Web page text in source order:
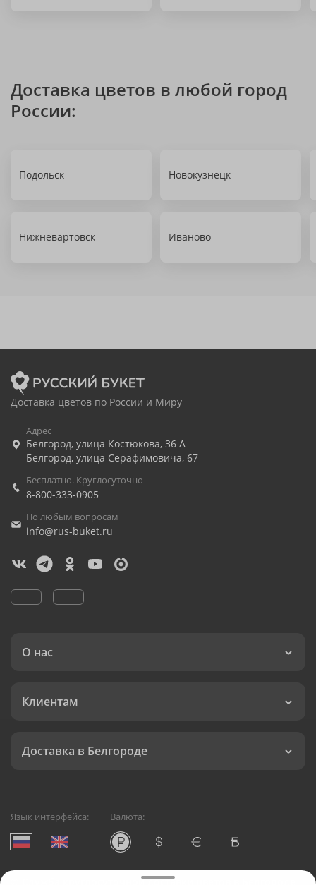
Доставка цветов в любой город
России:
Подольск Новокузнецк
Нижневартовск Иваново
Доставка цветов по России и Миру
Адрес
Белгород, улица Костюкова, 36 А
Белгород, улица Серафимовича, 67
Бесплатно. Круглосуточно
8-800-333-0905
По любым вопросам
info@rus-buket.ru
О нас
Клиентам
Доставка в Белгороде
Язык интерфейса: Валюта:
Служба круглосуточной доставки цветов в Белгороде